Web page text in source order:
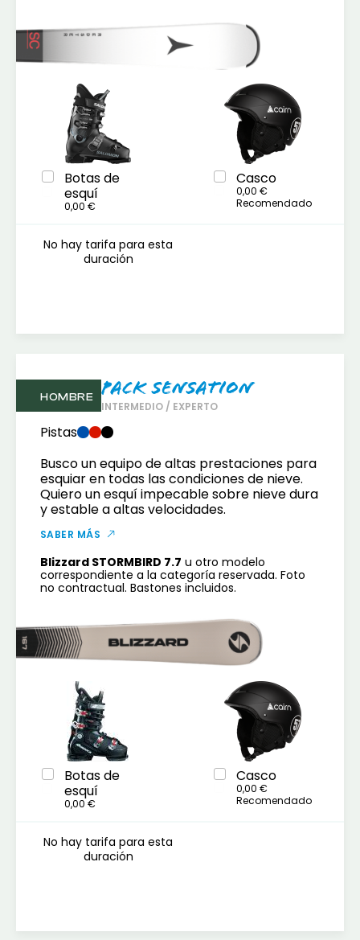
Botas de
esquí
0,00 €
Casco
0,00 €
Recomendado
No hay tarifa para esta
duración
HOMBRE Pack Sensation
INTERMEDIO / EXPERTO
Pistas
Busco un equipo de altas prestaciones para
esquiar en todas las condiciones de nieve.
Quiero un esquí impecable sobre nieve dura
y estable a altas velocidades.
SABER MÁS
Blizzard STORMBIRD 7.7 u otro modelo
correspondiente a la categoría reservada. Foto
no contractual. Bastones incluidos.
Botas de
esquí
0,00 €
Casco
0,00 €
Recomendado
No hay tarifa para esta
duración